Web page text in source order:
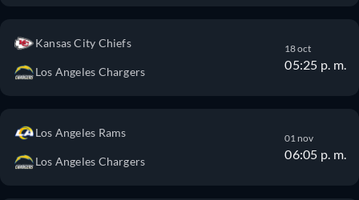
Kansas City Chiefs
Los Angeles Chargers
18 oct
05:25 p. m.
Los Angeles Rams
Los Angeles Chargers
01 nov
06:05 p. m.